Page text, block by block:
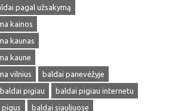
pagal užsakymą
kainos
kaunas
kaune
vilnius
baldai panevėžyje
baldai pigiau
baldai pigiau internetu
pigus baldai siauliuose